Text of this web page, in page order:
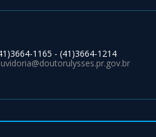
1165 - (41)3664-1214